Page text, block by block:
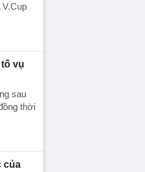
vụ
sau
thời
của